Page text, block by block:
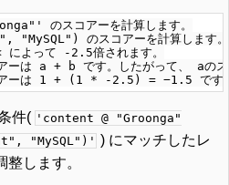
のスコアーを計算します。
のスコアーを計算します。
よって -2.5倍されます。
ーは a + b です。したがって、 aの
件( 'content @ "Groonga"
"MySQL")' ) にマッチしたレ
します。